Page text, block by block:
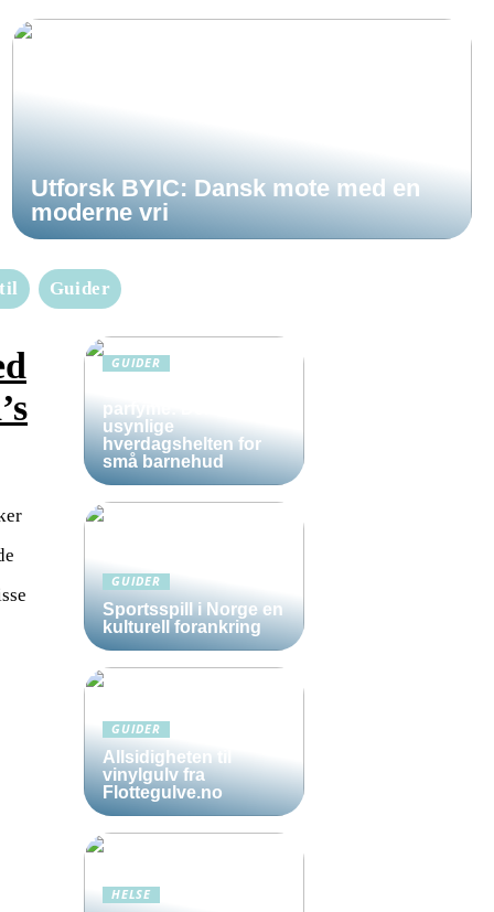
Utforsk BYIC: Dansk mote med en
moderne vri
Guider
GUIDER
parfyme: Den
usynlige
hverdagshelten for
små barnehud
GUIDER
Sportsspill i Norge en
kulturell forankring
GUIDER
Allsidigheten til
vinylgulv fra
Flottegulve.no
HELSE